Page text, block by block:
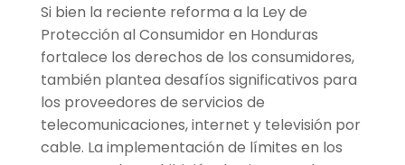
Si bien la reciente reforma a la Ley de
Protección al Consumidor en Honduras
fortalece los derechos de los consumidores,
también plantea desafíos significativos para
los proveedores de servicios de
telecomunicaciones, internet y televisión por
cable. La implementación de límites en los